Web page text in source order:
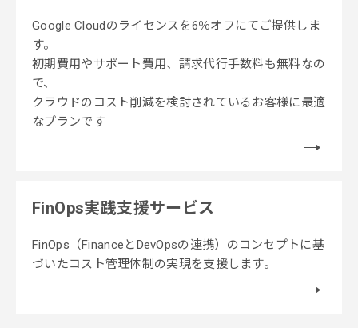
Google Cloudのライセンスを6％オフにてご提供しま
す。
初期費用やサポート費用、請求代行手数料も無料なの
で、
クラウドのコスト削減を検討されているお客様に最適
なプランです
FinOps実践支援サービス
FinOps（FinanceとDevOpsの連携）のコンセプトに基
づいたコスト管理体制の実現を支援します。